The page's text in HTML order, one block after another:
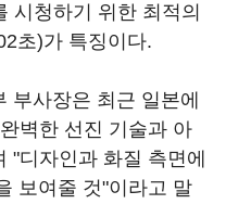
시청하기 위한 최적의
초)가 특징이다.
부사장은 최근 일본에
벽한 선진 기술과 아
"디자인과 화질 측면에
보여줄 것"이라고 말